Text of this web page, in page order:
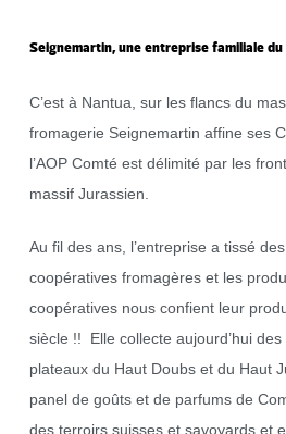
Seignemartin, une entreprise familiale
C’est à Nantua, sur les flancs du
fromagerie Seignemartin affine ses
l’AOP Comté est délimité par les
massif Jurassien.
Au fil des ans, l’entreprise a tissé
coopératives fromagères et les
coopératives nous confient leur
siècle !! Elle collecte aujourd’hui
plateaux du Haut Doubs et du Haut
panel de goûts et de parfums de
des terroirs suisses et savoyards et